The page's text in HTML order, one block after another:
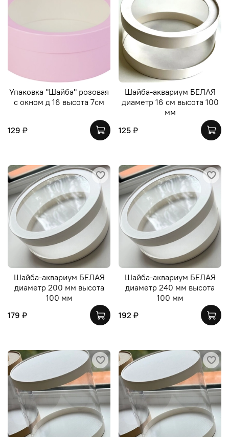
Упаковка "Шайба" розовая
с окном д 16 высота 7см
129 ₽
Шайба-аквариум БЕЛАЯ
диаметр 16 см высота 100
мм
125 ₽
Шайба-аквариум БЕЛАЯ
диаметр 200 мм высота
100 мм
179 ₽
Шайба-аквариум БЕЛАЯ
диаметр 240 мм высота
100 мм
192 ₽